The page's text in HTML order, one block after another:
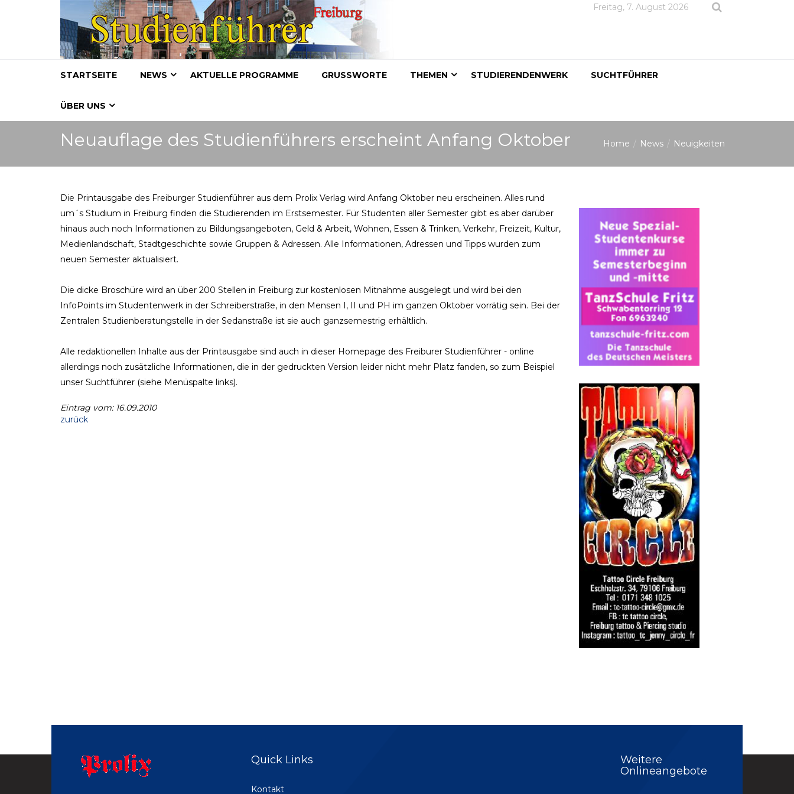
Freitag, 7. August 2026
STARTSEITE NEWS AKTUELLE PROGRAMME GRUSSWORTE THEMEN STUDIERENDENWERK SUCHTFÜHRER
ÜBER UNS
Neuauflage des Studienführers erscheint Anfang Oktober Home News Neuigkeiten
Die Printausgabe des Freiburger Studienführer aus dem Prolix Verlag wird Anfang Oktober neu erscheinen. Alles rund
um´s Studium in Freiburg finden die Studierenden im Erstsemester. Für Studenten aller Semester gibt es aber darüber
hinaus auch noch Informationen zu Bildungsangeboten, Geld & Arbeit, Wohnen, Essen & Trinken, Verkehr, Freizeit, Kultur,
Medienlandschaft, Stadtgeschichte sowie Gruppen & Adressen. Alle Informationen, Adressen und Tipps wurden zum
neuen Semester aktualisiert.
Die dicke Broschüre wird an über 200 Stellen in Freiburg zur kostenlosen Mitnahme ausgelegt und wird bei den
InfoPoints im Studentenwerk in der Schreiberstraße, in den Mensen I, II und PH im ganzen Oktober vorrätig sein. Bei der
Zentralen Studienberatungstelle in der Sedanstraße ist sie auch ganzsemestrig erhältlich.
Alle redaktionellen Inhalte aus der Printausgabe sind auch in dieser Homepage des Freiburer Studienführer - online
allerdings noch zusätzliche Informationen, die in der gedruckten Version leider nicht mehr Platz fanden, so zum Beispiel
unser Suchtführer (siehe Menüspalte links).
Eintrag vom: 16.09.2010
zurück
Quick Links
Kontakt
Weitere
Onlineangebote